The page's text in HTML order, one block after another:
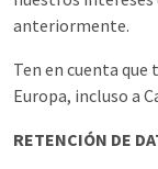
anteriormente.
Ten en cuenta
Europa, incluso a
RETENCIÓN DE